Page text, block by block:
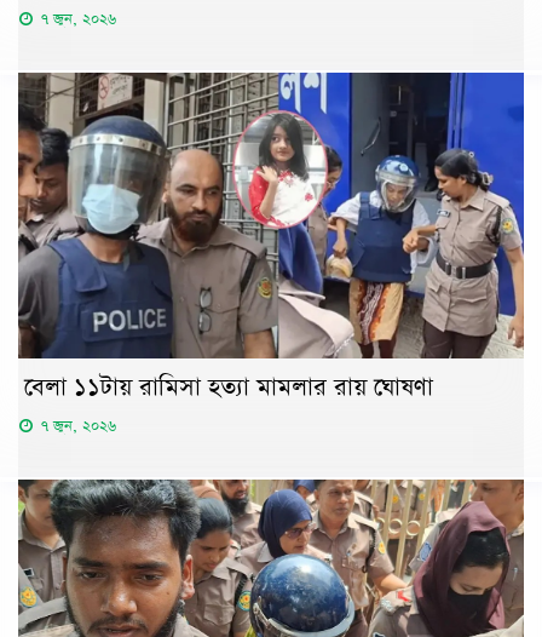
৭ জুন, ২০২৬
বেলা ১১টায় রামিসা হত্যা মামলার রায় ঘোষণা
৭ জুন, ২০২৬